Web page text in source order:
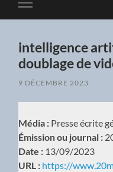
Toggle
mobile
intelligence
doublage de
9 DÉCEMBRE 2023
Média : Presse écrite
Émission ou journal :
Date : 13/09/2023
URL : https://